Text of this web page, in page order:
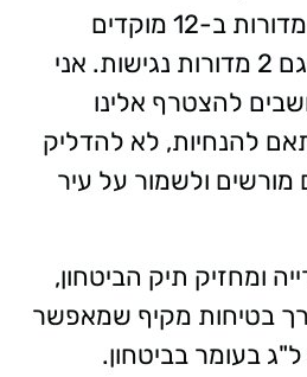
מהנות, ומחר נקיים מדורות ב-12 מוקדים
ברחבי העיר, ביניהן גם 2 מדורות נגישות. אני
להצטרף אלינו
להנחיות, לא להדליק
ולשמור על עיר
ומחזיק תיק הביטחון,
בטיחות מקיף שמאפשר
בעומר בביטחון.